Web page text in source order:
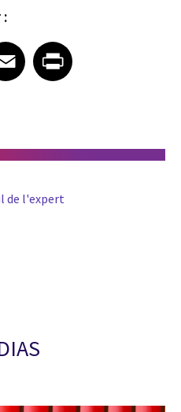
article on Email
EmailShare article on Print
de l'expert